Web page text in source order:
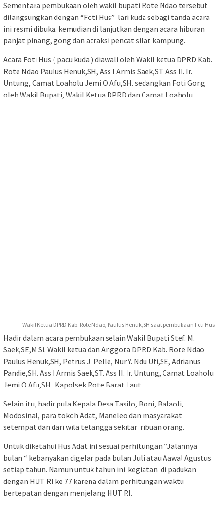
Sementara pembukaan oleh wakil bupati Rote Ndao tersebut
dilangsungkan dengan “Foti Hus” lari kuda sebagi tanda acara
ini resmi dibuka. kemudian di lanjutkan dengan acara hiburan
panjat pinang, gong dan atraksi pencat silat kampung.
Acara Foti Hus ( pacu kuda ) diawali oleh Wakil ketua DPRD Kab.
Rote Ndao Paulus Henuk,SH, Ass I Armis Saek,ST. Ass II. Ir.
Untung, Camat Loaholu Jemi O Afu,SH. sedangkan Foti Gong
oleh Wakil Bupati, Wakil Ketua DPRD dan Camat Loaholu.
Wakil Ketua DPRD Kab. Rote Ndao, Paulus Henuk,SH saat pembukaan Foti Hus
Hadir dalam acara pembukaan selain Wakil Bupati Stef. M.
Saek,SE,M Si. Wakil ketua dan Anggota DPRD Kab. Rote Ndao
Paulus Henuk,SH, Petrus J. Pelle, Nur Y. Ndu Ufi,SE, Adrianus
Pandie,SH. Ass I Armis Saek,ST. Ass II. Ir. Untung, Camat Loaholu
Jemi O Afu,SH. Kapolsek Rote Barat Laut.
Selain itu, hadir pula Kepala Desa Tasilo, Boni, Balaoli,
Modosinal, para tokoh Adat, Maneleo dan masyarakat
setempat dan dari wila tetangga sekitar ribuan orang.
Untuk diketahui Hus Adat ini sesuai perhitungan “Jalannya
bulan “ kebanyakan digelar pada bulan Juli atau Aawal Agustus
setiap tahun. Namun untuk tahun ini kegiatan di padukan
dengan HUT RI ke 77 karena dalam perhitungan waktu
bertepatan dengan menjelang HUT RI.